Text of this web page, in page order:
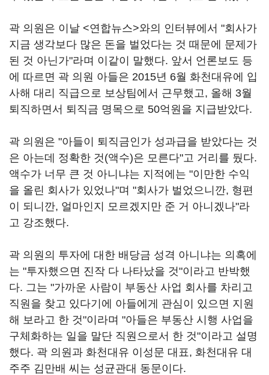
곽 의원은 이날 <연합뉴스>와의 인터뷰에서 "회사가
지금 생각보다 많은 돈을 벌었다는 것 때문에 문제가
된 것 아닌가"라며 이같이 말했다. 앞서 언론보도 등
에 따르면 곽 의원 아들은 2015년 6월 화천대유에 입
사해 대리 직급으로 보상팀에서 근무했고, 올해 3월
퇴직하면서 퇴직금 명목으로 50억원을 지급받았다.
곽 의원은 "아들이 퇴직금인가 성과급을 받았다는 것
은 아는데 정확한 것(액수)은 모른다"고 거리를 뒀다.
액수가 너무 큰 것 아니냐는 지적에는 "이만한 수익
을 올린 회사가 있었나"며 "회사가 벌었으니깐, 형편
이 되니깐, 얼마인지 모르겠지만 준 거 아니겠나"라
고 강조했다.
곽 의원의 투자에 대한 배당금 성격 아니냐는 의혹에
는 "투자했으면 진작 다 나타났을 것"이라고 반박했
다. 그는 "가까운 사람이 부동산 사업 회사를 차리고
직원을 찾고 있다기에 아들에게 관심이 있으면 지원
해 보라고 한 것"이라며 "아들은 부동산 시행 사업을
구체화하는 일을 말단 직원으로서 한 것"이라고 설명
했다. 곽 의원과 화천대유 이성문 대표, 화천대유 대
주주 김만배 씨는 성균관대 동문이다.